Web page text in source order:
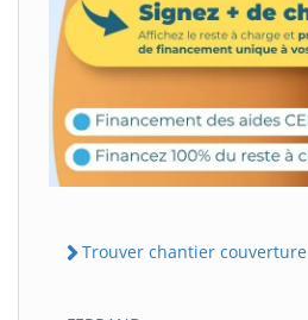
Trouver chantier couverture